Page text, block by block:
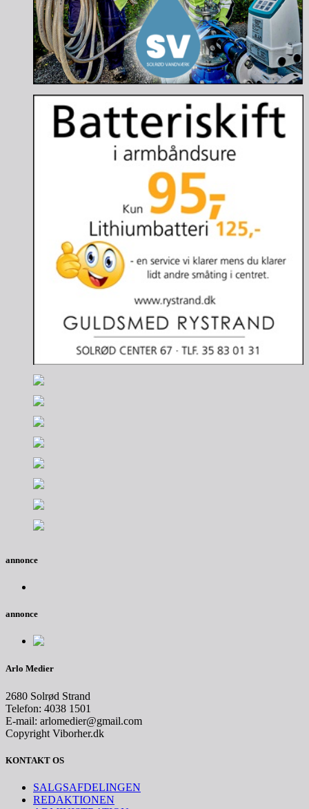
annonce
annonce
Arlo Medier
2680 Solrød Strand
Telefon: 4038 1501
E-mail: arlomedier@gmail.com
Copyright Viborher.dk
KONTAKT OS
SALGSAFDELINGEN
REDAKTIONEN